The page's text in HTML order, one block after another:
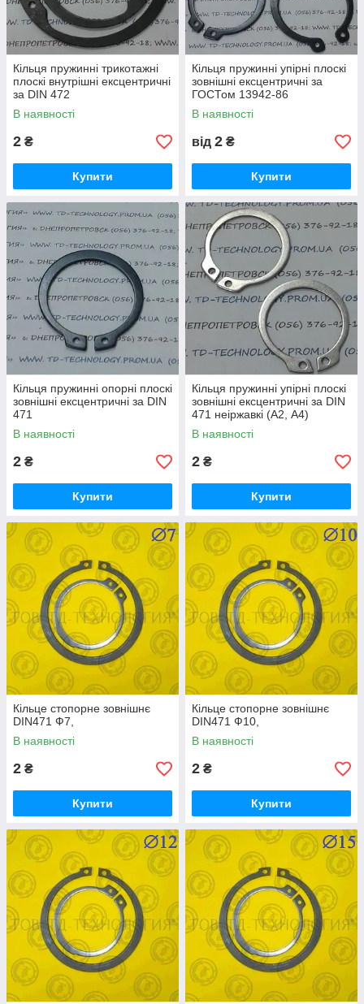
Кільця пружинні трикотажні
плоскі внутрішні ексцентричні
за DIN 472
В наявності
2 ₴
Купити
Кільця пружинні упірні плоскі
зовнішні ексцентричні за
ГОСТом 13942-86
В наявності
від 2 ₴
Купити
Кільця пружинні опорні плоскі
зовнішні ексцентричні за DIN
471
В наявності
2 ₴
Купити
Кільця пружинні упірні плоскі
зовнішні ексцентричні за DIN
471 неіржавкі (А2, А4)
В наявності
2 ₴
Купити
Кільце стопорне зовнішнє
DIN471 Ф7,
В наявності
2 ₴
Купити
Кільце стопорне зовнішнє
DIN471 Ф10,
В наявності
2 ₴
Купити